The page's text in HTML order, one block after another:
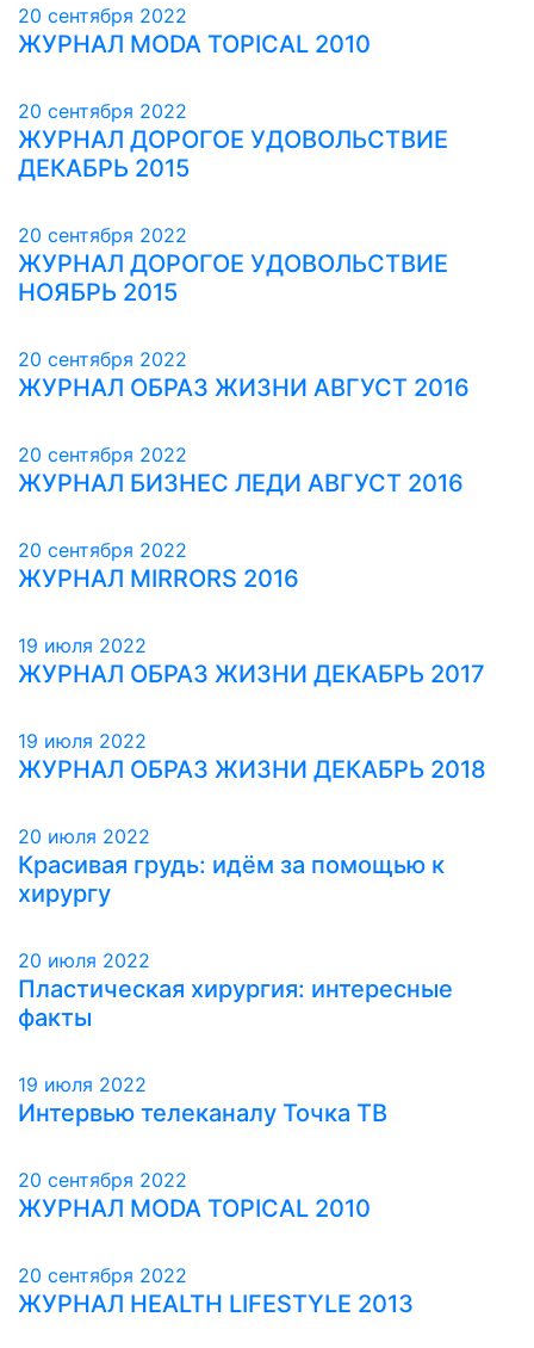
20 сентября 2022
ЖУРНАЛ MODA TOPICAL 2010
20 сентября 2022
ЖУРНАЛ ДОРОГОЕ УДОВОЛЬСТВИЕ
ДЕКАБРЬ 2015
20 сентября 2022
ЖУРНАЛ ДОРОГОЕ УДОВОЛЬСТВИЕ
НОЯБРЬ 2015
20 сентября 2022
ЖУРНАЛ ОБРАЗ ЖИЗНИ АВГУСТ 2016
20 сентября 2022
ЖУРНАЛ БИЗНЕС ЛЕДИ АВГУСТ 2016
20 сентября 2022
ЖУРНАЛ MIRRORS 2016
19 июля 2022
ЖУРНАЛ ОБРАЗ ЖИЗНИ ДЕКАБРЬ 2017
19 июля 2022
ЖУРНАЛ ОБРАЗ ЖИЗНИ ДЕКАБРЬ 2018
20 июля 2022
Красивая грудь: идём за помощью к
хирургу
20 июля 2022
Пластическая хирургия: интересные
факты
19 июля 2022
Интервью телеканалу Точка ТВ
20 сентября 2022
ЖУРНАЛ MODA TOPICAL 2010
20 сентября 2022
ЖУРНАЛ HEALTH LIFESTYLE 2013